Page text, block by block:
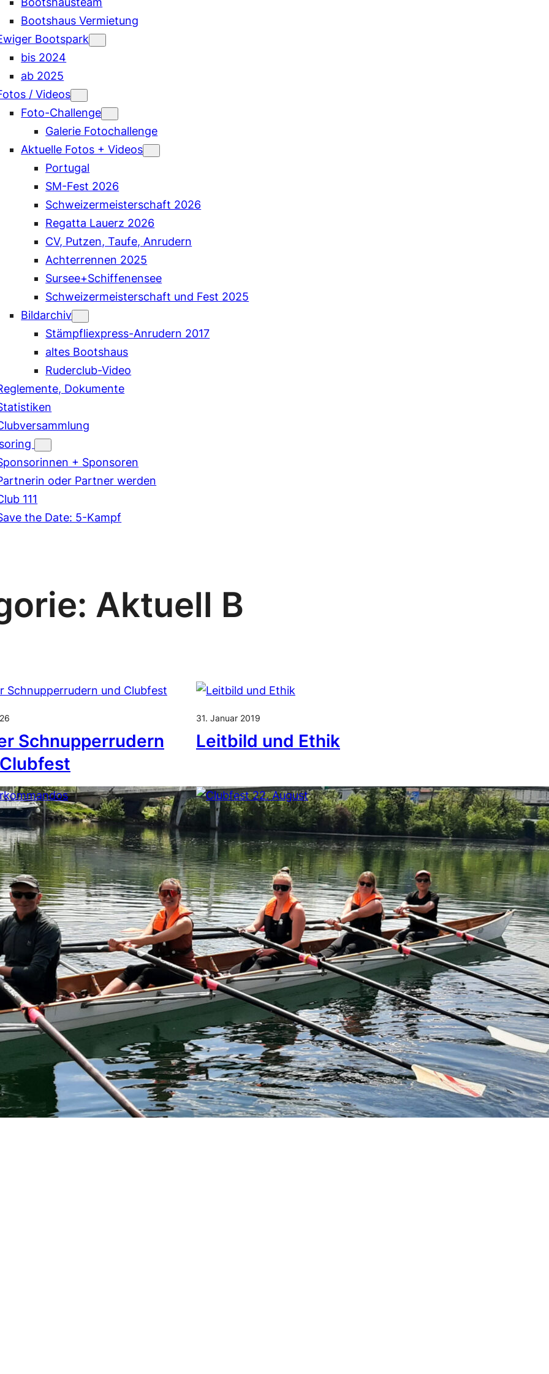
Bootshaus Vermietung
Bootspark
bis 2024
ab 2025
/ Videos
Foto-Challenge
Galerie Fotochallenge
Aktuelle Fotos + Videos
Portugal
SM-Fest 2026
Schweizermeisterschaft 2026
Regatta Lauerz 2026
CV, Putzen, Taufe, Anrudern
Achterrennen 2025
Sursee+Schiffenensee
Schweizermeisterschaft und Fest 2025
Bildarchiv
Stämpfliexpress-Anrudern 2017
altes Bootshaus
Ruderclub-Video
Dokumente
+ Sponsoren
oder Partner werden
111
the Date: 5-Kampf
Aktuell B
Schnupperrudern
31. Januar 2019
Leitbild und Ethik
2022 3. Juli 2026
Clubfest 22. August